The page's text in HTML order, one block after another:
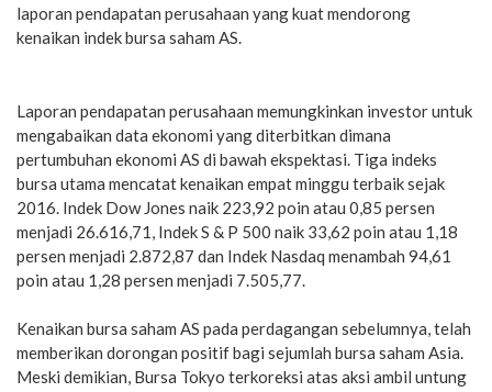
laporan pendapatan perusahaan yang kuat mendorong
kenaikan indek bursa saham AS.
Laporan pendapatan perusahaan memungkinkan investor untuk
mengabaikan data ekonomi yang diterbitkan dimana
pertumbuhan ekonomi AS di bawah ekspektasi. Tiga indeks
bursa utama mencatat kenaikan empat minggu terbaik sejak
2016. Indek Dow Jones naik 223,92 poin atau 0,85 persen
menjadi 26.616,71, Indek S & P 500 naik 33,62 poin atau 1,18
persen menjadi 2.872,87 dan Indek Nasdaq menambah 94,61
poin atau 1,28 persen menjadi 7.505,77.
Kenaikan bursa saham AS pada perdagangan sebelumnya, telah
memberikan dorongan positif bagi sejumlah bursa saham Asia.
Meski demikian, Bursa Tokyo terkoreksi atas aksi ambil untung